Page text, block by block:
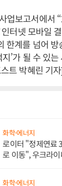
업보고서에서
터넷 모바일
한계를 넘어
’가 될 수 있
트 박혜린 기
화학·에너지
로이터 "정제연료
로 이동", 우크라
화학·에너지